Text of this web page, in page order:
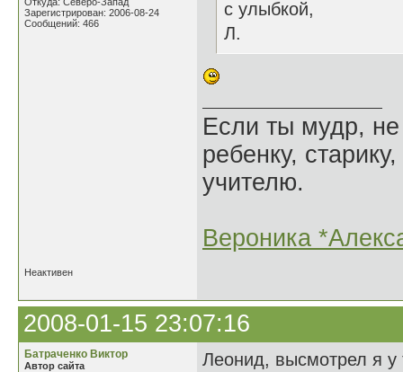
Зарегистрирован: 2006-08-24
Сообщений: 466
с улыбкой,
Л.
Если ты мудр, не
ребенку,
учителю.
Вероника
Неактивен
2008-01-15 23:07:16
Батраченко Виктор
Автор сайта
Леонид, высмотрел я